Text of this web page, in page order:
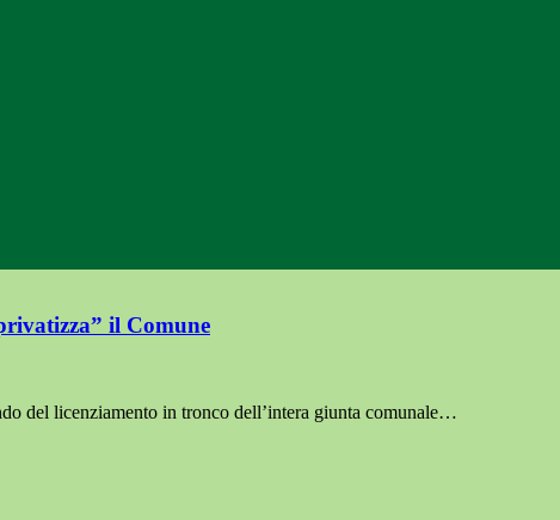
il Comune
del licenziamento in tronco dell’intera giunta comunale…